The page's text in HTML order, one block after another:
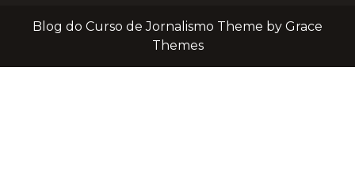
Blog do Curso de Jornalismo Theme by Grace
Themes